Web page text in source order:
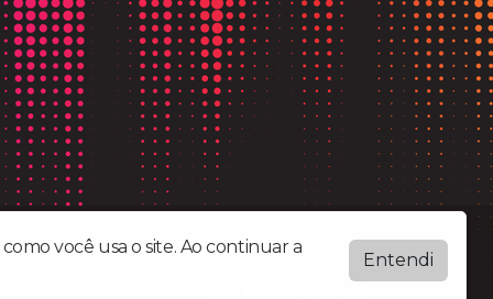
você usa o site. Ao continuar a
Entendi
a palavra do Senhor.